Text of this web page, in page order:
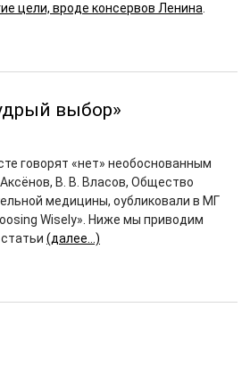
цели, вроде консервов Ленина
выбор»
говорят «нет» необоснованным
В. В. Власов, Общество
медицины, оубликовали в МГ
Wisely». Ниже мы приводим
(далее…)